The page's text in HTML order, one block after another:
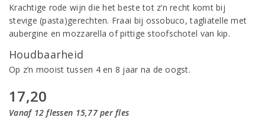
Krachtige rode wijn die het beste tot z’n recht komt bij
stevige (pasta)gerechten. Fraai bij ossobuco, tagliatelle met
aubergine en mozzarella of pittige stoofschotel van kip.
Houdbaarheid
Op z’n mooist tussen 4 en 8 jaar na de oogst.
17,20
Vanaf 12 flessen 15,77 per fles